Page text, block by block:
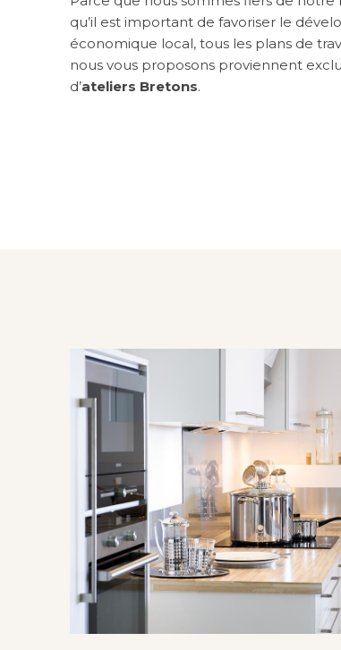
qu’il est important de favoriser le
économique local, tous les plans de
nous vous proposons proviennent
d’ateliers Bretons.